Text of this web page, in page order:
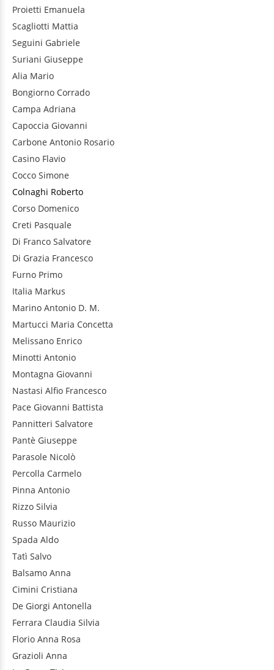
Proietti Emanuela
Scagliotti Mattia
Seguini Gabriele
Suriani Giuseppe
Alia Mario
Bongiorno Corrado
Campa Adriana
Capoccia Giovanni
Carbone Antonio Rosario
Casino Flavio
Cocco Simone
Colnaghi Roberto
Corso Domenico
Creti Pasquale
Di Franco Salvatore
Di Grazia Francesco
Furno Primo
Italia Markus
Marino Antonio D. M.
Martucci Maria Concetta
Melissano Enrico
Minotti Antonio
Montagna Giovanni
Nastasi Alfio Francesco
Pace Giovanni Battista
Pannitteri Salvatore
Pantè Giuseppe
Parasole Nicolò
Percolla Carmelo
Pinna Antonio
Rizzo Silvia
Russo Maurizio
Spada Aldo
Tatì Salvo
Balsamo Anna
Cimini Cristiana
De Giorgi Antonella
Ferrara Claudia Silvia
Florio Anna Rosa
Grazioli Anna